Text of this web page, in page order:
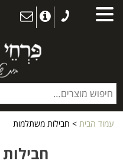
עמוד הבית > חבילות משתלמות